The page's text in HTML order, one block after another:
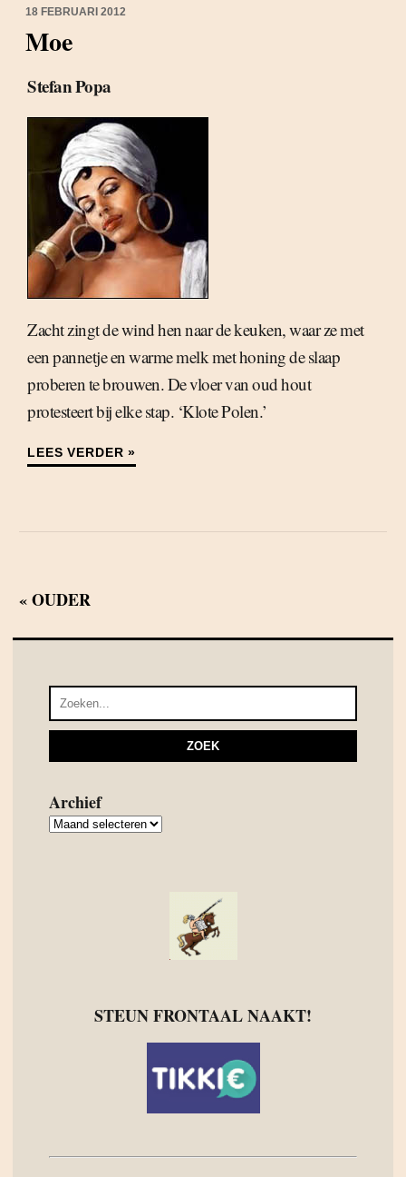
18 FEBRUARI 2012
Moe
Stefan Popa
Zacht zingt de wind hen naar de keuken, waar ze met
een pannetje en warme melk met honing de slaap
proberen te brouwen. De vloer van oud hout
protesteert bij elke stap. ‘Klote Polen.’
LEES VERDER »
« OUDER
Archief
Archief
STEUN FRONTAAL NAAKT!